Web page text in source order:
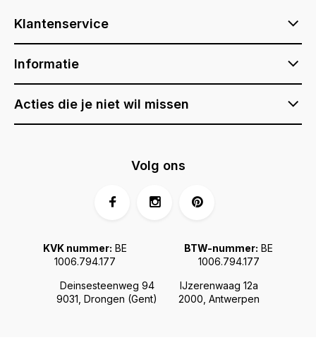
Klantenservice
Informatie
Acties die je niet wil missen
Deinsesteenweg 94
9031, Drongen (Gent)
IJzerenwaag 12a
2000, Antwerpen
KVK nummer: BE
1006.794.177
BTW-nummer: BE
1006.794.177
Volg ons